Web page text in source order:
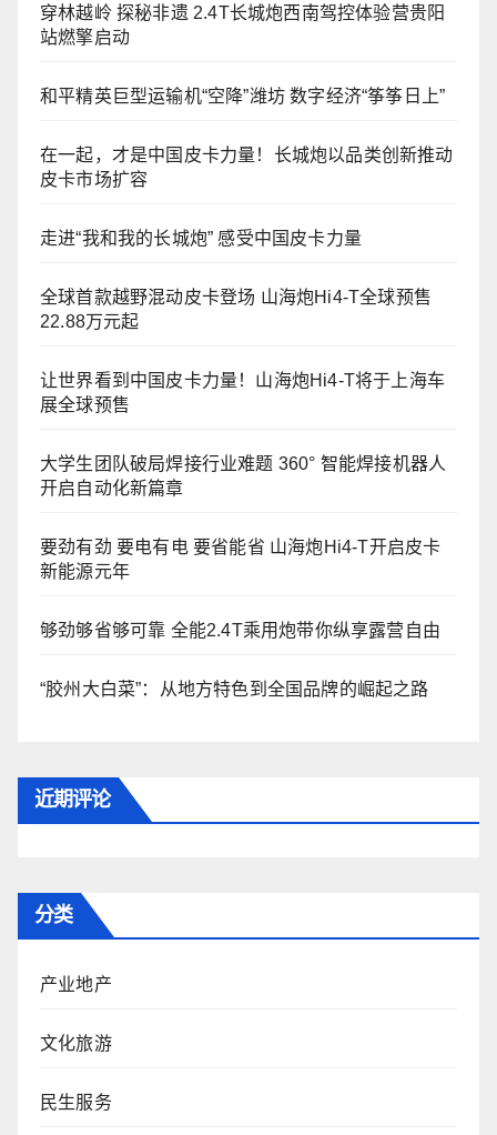
穿林越岭 探秘非遗 2.4T长城炮西南驾控体验营贵阳
站燃擎启动
和平精英巨型运输机“空降”潍坊 数字经济“筝筝日上”
在一起，才是中国皮卡力量！长城炮以品类创新推动
皮卡市场扩容
走进“我和我的长城炮” 感受中国皮卡力量
全球首款越野混动皮卡登场 山海炮Hi4-T全球预售
22.88万元起
让世界看到中国皮卡力量！山海炮Hi4-T将于上海车
展全球预售
大学生团队破局焊接行业难题 360° 智能焊接机器人
开启自动化新篇章
要劲有劲 要电有电 要省能省 山海炮Hi4-T开启皮卡
新能源元年
够劲够省够可靠 全能2.4T乘用炮带你纵享露营自由
“胶州大白菜”：从地方特色到全国品牌的崛起之路
近期评论
分类
产业地产
文化旅游
民生服务